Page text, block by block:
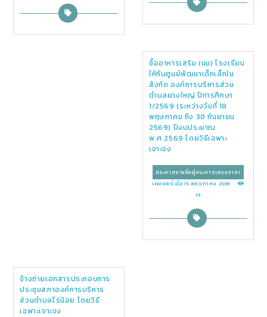
ซื้ออาหารเสริม (นม) โรงเรียน
ให้กับศูนย์พัฒนาเด็กเล็กใน
สังกัด องค์การบริหารส่วน
ตำบลยางใหญ่ ปีการศึกษา
1/2569 (ระหว่างวันที่ 18
พฤษภาคม ถึง 30 กันยายน
2569) ปีงบประมาณ
พ.ศ.2569 โดยวิธีเฉพาะ
เจาะจง
ประกาศรายชื่อผู้ชนะการเสนอราคา
เผยแพร่เมื่อ 15 พฤษภาคม 2569
19
จ้างถ่ายเอกสารประกอบการ
ประชุมสภาองค์การบริหาร
ส่วนตำบลไร่น้อย โดยวิธี
เฉพาะเจาะจง